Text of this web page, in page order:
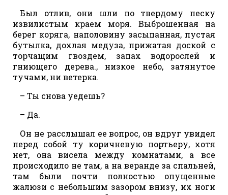
Был отлив, они шли по твердому песку
извилистым краем моря. Выброшенная на
берег коряга, наполовину засыпанная, пустая
бутылка, дохлая медуза, прижатая доской с
торчащим гвоздем, запах водорослей и
гниющего дерева., низкое небо, затянутое
тучами, ни ветерка.
– Ты снова уедешь?
– Да.
Он не расслышал ее вопрос, он вдруг увидел
перед собой ту коричневую портьеру, хотя
нет, она висела между комнатами, а все
происходило не там, а на веранде за спальней,
там были почти полностью опущенные
жалюзи с небольшим зазором внизу, их ноги